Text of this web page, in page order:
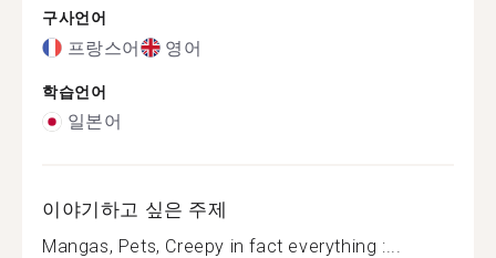
구사언어
프랑스어 영어
학습언어
일본어
이야기하고 싶은 주제
Mangas, Pets, Creepy in fact everything :...